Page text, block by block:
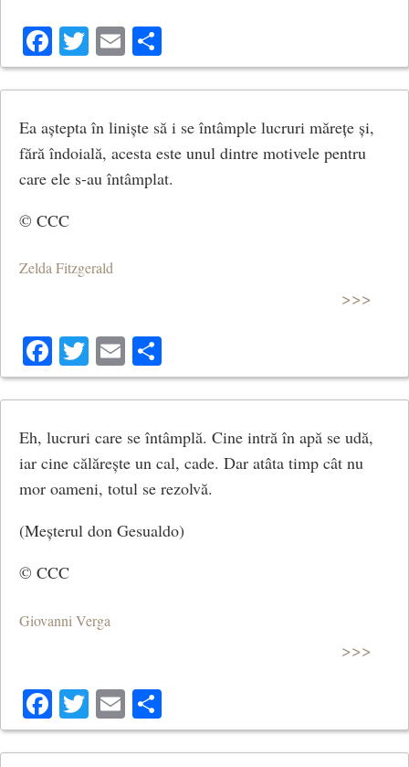
Facebook
Twitter
Email
Ea aștepta în liniște să i se întâmple lucruri mărețe și,
fără îndoială, acesta este unul dintre motivele pentru
care ele s-au întâmplat.
© CCC
Zelda Fitzgerald
>>>
Facebook
Twitter
Email
Eh, lucruri care se întâmplă. Cine intră în apă se udă,
iar cine călărește un cal, cade. Dar atâta timp cât nu
mor oameni, totul se rezolvă.
(Meșterul don Gesualdo)
© CCC
Giovanni Verga
>>>
Facebook
Twitter
Email